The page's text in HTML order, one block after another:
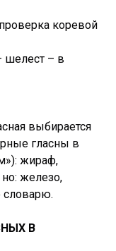
коревой
шелест – в
выбирается
гласны в
жираф,
железо,
словарю.
В